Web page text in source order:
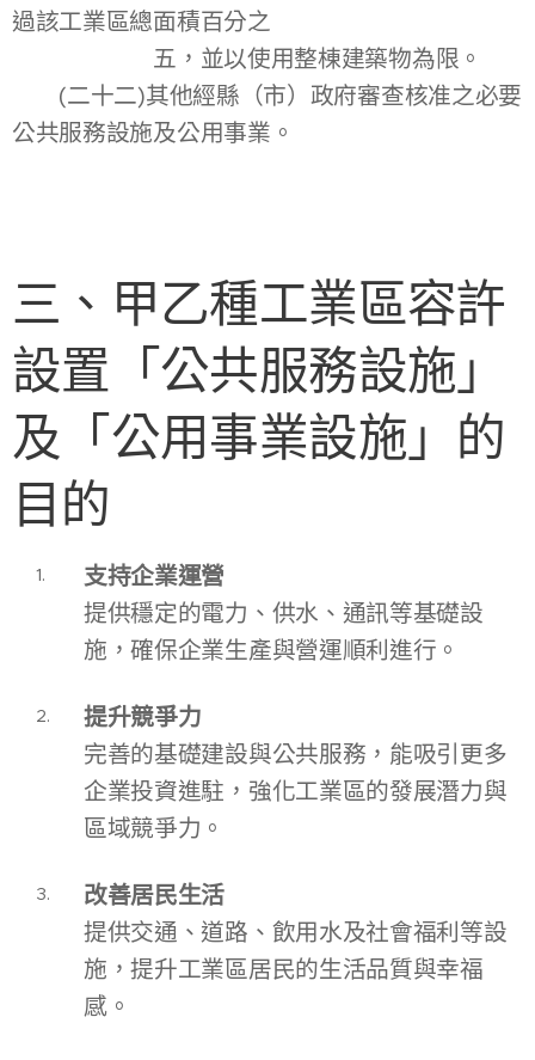
過該工業區總面積百分之
五，並以使用整棟建築物為限。
(二十二)其他經縣（市）政府審查核准之必要
公共服務設施及公用事業。
三、甲乙種工業區容許
設置「公共服務設施」
及「公用事業設施」的
目的
支持企業運營
提供穩定的電力、供水、通訊等基礎設
施，確保企業生產與營運順利進行。
提升競爭力
完善的基礎建設與公共服務，能吸引更多
企業投資進駐，強化工業區的發展潛力與
區域競爭力。
改善居民生活
提供交通、道路、飲用水及社會福利等設
施，提升工業區居民的生活品質與幸福
感。